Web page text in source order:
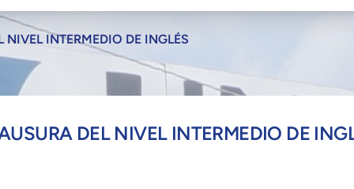
NIVEL INTERMEDIO DE INGLÉS
DEL NIVEL INTERMEDIO DE